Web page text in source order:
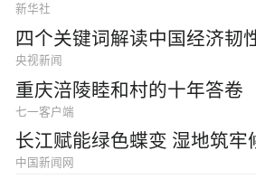
新华社
四个关键词解读中国经济韧
央视新闻
重庆涪陵睦和村的十年答卷
七一客户端
长江赋能绿色蝶变 湿地筑牢
中国新闻网